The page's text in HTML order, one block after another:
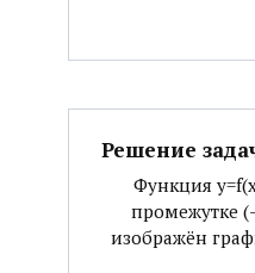
Решение
Функция
промежутке
изображён